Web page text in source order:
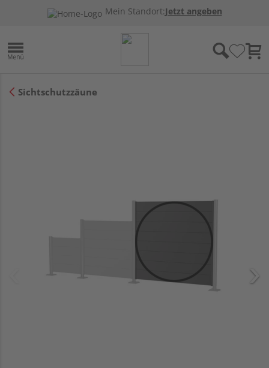
Mein Standort:Jetzt angeben
Sichtschutzzäune